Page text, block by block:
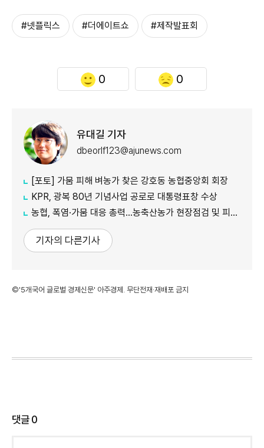
#넷플릭스 #더에이트쇼 #제작발표회
0 0
유대길 기자
dbeorlf123@ajunews.com
[포토] 가뭄 피해 벼농가 찾은 강호동 농협중앙회 회장
KPR, 광복 80년 기념사업 공로로 대통령표창 수상
농협, 폭염·가뭄 대응 총력...농축산농가 현장점검 및 피해 예방 강화
기자의 다른기사
©'5개국어 글로벌 경제신문' 아주경제. 무단전재·재배포 금지
댓글0